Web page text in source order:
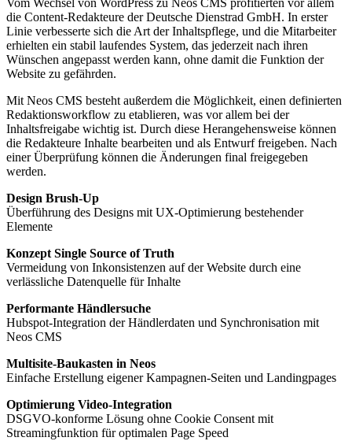
Vom Wechsel von WordPress zu Neos CMS profitierten vor allem
die Content-Redakteure der Deutsche Dienstrad GmbH. In erster
Linie verbesserte sich die Art der Inhaltspflege, und die Mitarbeiter
erhielten ein stabil laufendes System, das jederzeit nach ihren
Wünschen angepasst werden kann, ohne damit die Funktion der
Website zu gefährden.
Mit Neos CMS besteht außerdem die Möglichkeit, einen definierten
Redaktionsworkflow zu etablieren, was vor allem bei der
Inhaltsfreigabe wichtig ist. Durch diese Herangehensweise können
die Redakteure Inhalte bearbeiten und als Entwurf freigeben. Nach
einer Überprüfung können die Änderungen final freigegeben
werden.
Design Brush-Up
Überführung des Designs mit UX-Optimierung bestehender
Elemente
Konzept Single Source of Truth
Vermeidung von Inkonsistenzen auf der Website durch eine
verlässliche Datenquelle für Inhalte
Performante Händlersuche
Hubspot-Integration der Händlerdaten und Synchronisation mit
Neos CMS
Multisite-Baukasten in Neos
Einfache Erstellung eigener Kampagnen-Seiten und Landingpages
Optimierung Video-Integration
DSGVO-konforme Lösung ohne Cookie Consent mit
Streamingfunktion für optimalen Page Speed